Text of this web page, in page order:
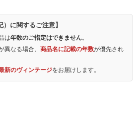
）に関するご注意】
は年数のご指定はできません。
異なる場合、 商品名に記載の年数が優先され
新のヴィンテージをお届けします。